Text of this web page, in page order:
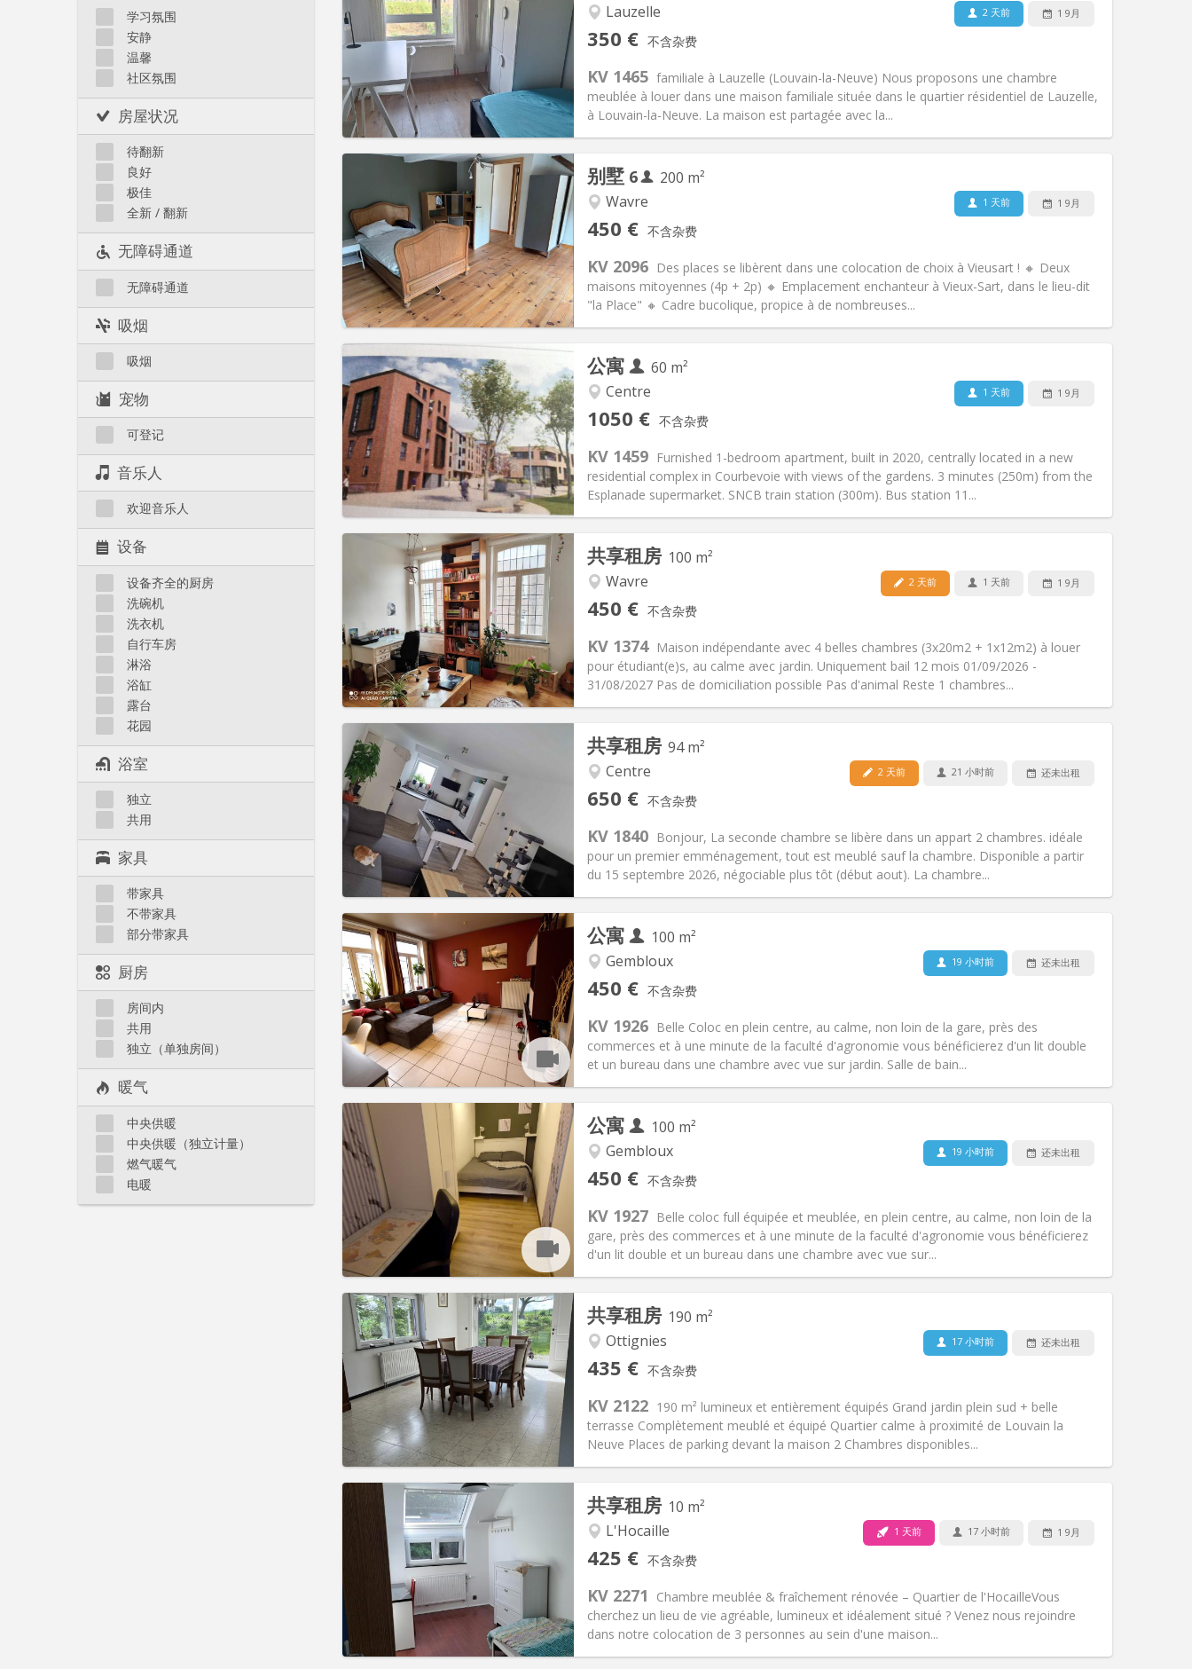
Walhain
Wavre
其他
学习氛围
安静
温馨
社区氛围
房屋状况
待翻新
良好
极佳
全新 / 翻新
无障碍通道
无障碍通道
吸烟
吸烟
宠物
可登记
音乐人
欢迎音乐人
设备
设备齐全的厨房
洗碗机
洗衣机
自行车房
淋浴
浴缸
露台
花园
浴室
独立
共用
家具
带家具
不带家具
部分带家具
厨房
房间内
共用
独立（单独房间）
暖气
中央供暖
中央供暖（独立计量）
燃气暖气
电暖
Lauzelle
350 € 不含杂费
2 天前 1 9月
KV 1465 familiale à Lauzelle (Louvain-la-Neuve) Nous proposons une chambre
meublée à louer dans une maison familiale située dans le quartier résidentiel de Lauzelle,
à Louvain-la-Neuve. La maison est partagée avec la...
实用信息
租金:350 €
100 €
租期:10个月, 5-6个月, 3-4个月
住房登记:否
布局
浴室:共用
面积:12 m2
其他
氛围: 安静, 学习氛围
别墅 6
200 m²
Wavre
450 € 不含杂费
1 天前 1 9月
KV 2096 Des places se libèrent dans une colocation de choix à Vieusart ! 🔸 Deux
maisons mitoyennes (4p + 2p) 🔸 Emplacement enchanteur à Vieux-Sart, dans le lieu-dit
"la Place" 🔸 Cadre bucolique, propice à de nombreuses...
实用信息
租金:450 € (75 €/个人)
水电费:75 € (13 €/个人)
租期:12个月
住房登记:可登记
布局
浴室:共用
面积:200 m2
其他
氛围:温馨
公寓
60 m²
Centre
1050 € 不含杂费
1 天前 1 9月
KV 1459 Furnished 1-bedroom apartment, built in 2020, centrally located in a new
residential complex in Courbevoie with views of the gardens. 3 minutes (250m) from the
Esplanade supermarket. SNCB train station (300m). Bus station 11...
实用信息
租金:1050 €
水电费: 120 €
租期:12个月, 3-4个月, 月租
住房登记:可登记
布局
浴室:独立
面积:60 m 2
其他
氛围:安静
共享租房 100 m²
Wavre
450 € 不含杂费
2 天前 1 天前 1 9月
KV 1374 Maison indépendante avec 4 belles chambres (3x20m2 + 1x12m2) à louer
pour étudiant(e)s, au calme avec jardin. Uniquement bail 12 mois 01/09/2026 -
31/08/2027 Pas de domiciliation possible Pas d'animal Reste 1 chambres...
实用信息
租金:450 €
水电费:50 €
12个月
否
布局
浴室:共用
面积:100 m2
其他
氛围:安静
宠物:否
共享租房 94 m²
Centre
650 € 不含杂费
2 天前 21 小时前 还未出租
KV 1840 Bonjour, La seconde chambre se libère dans un appart 2 chambres. idéale
pour un premier emménagement, tout est meublé sauf la chambre. Disponible a partir
du 15 septembre 2026, négociable plus tôt (début aout). La chambre...
实用信息
租金:650 €
水电费:150 €
租期: 12个月, 11个月, 10个月
住房登记:可登记
布局
浴室:共用
面积:94 m2
其他
氛围:安静, 温馨
宠物:可登记
公寓
100 m²
Gembloux
450 € 不含杂费
19 小时前 还未出租
KV 1926 Belle Coloc en plein centre, au calme, non loin de la gare, près des
commerces et à une minute de la faculté d'agronomie vous bénéficierez d'un lit double
et un bureau dans une chambre avec vue sur jardin. Salle de bain...
实用信息
租金: 450 €
水电费:150 €
租期:12个月, 11个月, 10个月, 5-6个月
住房登记:有登记条件
布局
浴室:共用
面积:100 m2
其他
氛围:安静, 温馨, 学习氛围, 社区氛围
公寓
100 m²
Gembloux
450 € 不含杂费
19 小时前 还未出租
KV 1927 Belle coloc full équipée et meublée, en plein centre, au calme, non loin de la
gare, près des commerces et à une minute de la faculté d'agronomie vous bénéficierez
d'un lit double et un bureau dans une chambre avec vue sur...
实用信息
租金:450 €
水电费:
租期: 12个月, 11个月, 10个月, 5-6个月
住房登记: 有登记条件
布局
浴室:共用
面积:100 m2
其他
氛围: 社区氛围, 学习氛围, 温馨, 安静
共享租房 190 m²
Ottignies
435 € 不含杂费
17 小时前 还未出租
KV 2122 190 m² lumineux et entièrement équipés Grand jardin plein sud + belle
terrasse Complètement meublé et équipé Quartier calme à proximité de Louvain la
Neuve Places de parking devant la maison 2 Chambres disponibles...
实用信息
租金: 435 €
水电费:160 €
租期:12个月, 11个月
住房登记:可登记
布局
浴室:共用
面积:190 m2
其他
氛围:安静, 社区氛围
共享租房 10 m²
L'Hocaille
425 € 不含杂费
1 天前 17 小时前 1 9月
KV 2271
Chambre meublée & fraîchement rénovée – Quartier de l'Hocaille ​Vous
cherchez un lieu de vie agréable, lumineux et idéalement situé ? Venez nous rejoindre
dans notre colocation de 3 personnes au sein d'une maison...
实用信息
425 €
水电费:150 €
12个月, 11个月, 10个月
住房登记:否
布局
浴室:共用
面积:10 m2
其他
氛围:学习氛围, 温馨, 安静
宠物:否